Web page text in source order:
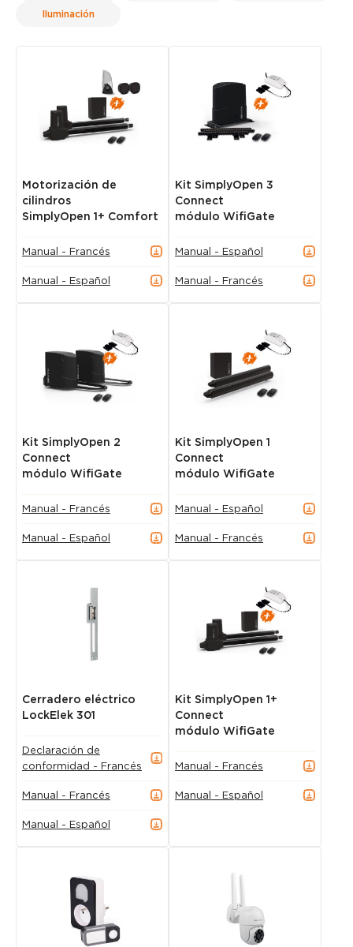
Iluminación
Motorización de
cilindros
SimplyOpen 1+ Comfort
Manual - Francés
Manual - Español
Kit SimplyOpen 3
Connect
módulo WifiGate
Manual - Español
Manual - Francés
Kit SimplyOpen 2
Connect
módulo WifiGate
Manual - Francés
Manual - Español
Kit SimplyOpen 1
Connect
módulo WifiGate
Manual - Español
Manual - Francés
Cerradero eléctrico
LockElek 301
Declaración de
conformidad - Francés
Manual - Francés
Manual - Español
Kit SimplyOpen 1+
Connect
módulo WifiGate
Manual - Francés
Manual - Español